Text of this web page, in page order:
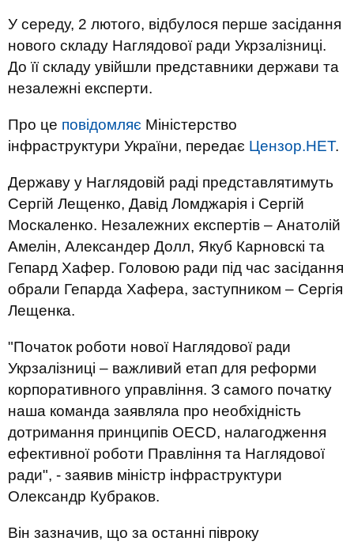
У середу, 2 лютого, відбулося перше засідання
нового складу Наглядової ради Укрзалізниці.
До її складу увійшли представники держави та
незалежні експерти.
Про це повідомляє Міністерство
інфраструктури України, передає Цензор.НЕТ.
Державу у Наглядовій раді представлятимуть
Сергій Лещенко, Давід Ломджарія і Сергій
Москаленко. Незалежних експертів – Анатолій
Амелін, Александер Долл, Якуб Карновскі та
Гепард Хафер. Головою ради під час засідання
обрали Гепарда Хафера, заступником – Сергія
Лещенка.
"Початок роботи нової Наглядової ради
Укрзалізниці – важливий етап для реформи
корпоративного управління. З самого початку
наша команда заявляла про необхідність
дотримання принципів OECD, налагодження
ефективної роботи Правління та Наглядової
ради", - заявив міністр інфраструктури
Олександр Кубраков.
Він зазначив, що за останні півроку